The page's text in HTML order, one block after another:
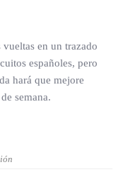
en un trazado
españoles, pero
hará que mejore
semana.